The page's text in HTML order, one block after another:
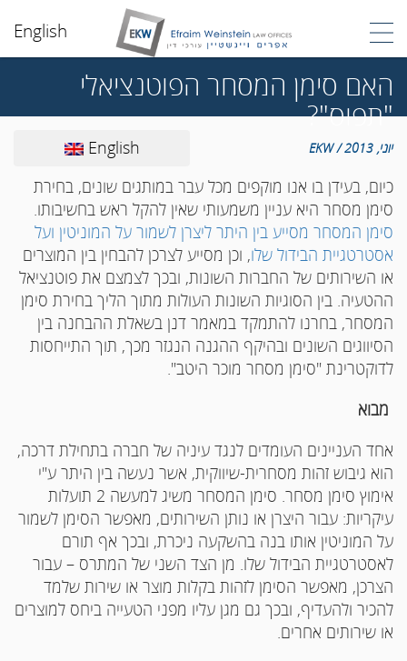
English
האם סימן המסחר הפוטנציאלי
"תפוס"?
יוני, 2013 / EKW
English
כיום, בעידן בו אנו מוקפים מכל עבר במותגים שונים, בחירת
סימן מסחר היא עניין משמעותי שאין להקל ראש בחשיבותו.
סימן המסחר מסייע בין היתר ליצרן לשמור על המוניטין ועל
אסטרטגיית הבידול שלו, וכן מסייע לצרכן להבחין בין המוצרים
או השירותים של החברות השונות, ובכך לצמצם את פוטנציאל
ההטעיה. בין הסוגיות השונות העולות מתוך הליך בחירת סימן
המסחר, בחרנו להתמקד במאמר דנן בשאלת ההבחנה בין
הסיווגים השונים ובהיקף ההגנה הנגזר מכך, תוך התייחסות
לדוקטרינת "סימן מסחר מוכר היטב".
מבוא
אחד העניינים העומדים לנגד עיניה של חברה בתחילת דרכה,
הוא גיבוש זהות מסחרית-שיווקית, אשר נעשה בין היתר ע"י
אימוץ סימן מסחר. סימן המסחר משיג למעשה 2 תועלות
עיקריות: עבור היצרן או נותן השירותים, מאפשר הסימן לשמור
על המוניטין אותו בנה בהשקעה ניכרת, ובכך אף תורם
לאסטרטגיית הבידול שלו. מן הצד השני של המתרס – עבור
הצרכן, מאפשר הסימן לזהות בקלות מוצר או שירות שלמד
להכיר ולהעדיף, ובכך גם מגן עליו מפני הטעייה ביחס למוצרים
או שירותים אחרים.